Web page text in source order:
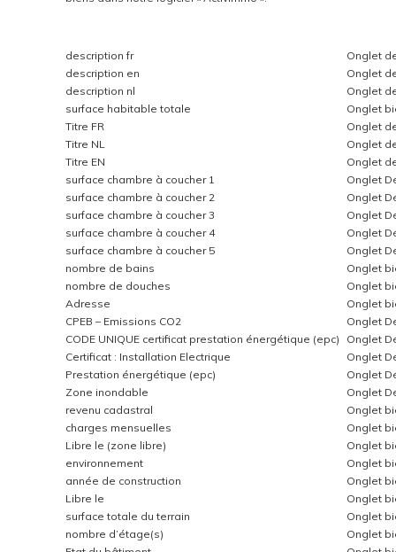
description fr
Onglet
description en
Onglet
description nl
Onglet
surface habitable totale
Onglet
Titre FR
Onglet
Titre NL
Onglet
Titre EN
Onglet
surface chambre à coucher 1
Onglet
surface chambre à coucher 2
Onglet
surface chambre à coucher 3
Onglet
surface chambre à coucher 4
Onglet
surface chambre à coucher 5
Onglet
nombre de bains
Onglet
nombre de douches
Onglet
Adresse
Onglet
CPEB – Emissions CO2
Onglet
CODE UNIQUE certificat prestation énergétique (epc)
Onglet
Certificat : Installation Electrique
Onglet
Prestation énergétique (epc)
Onglet
Zone inondable
Onglet
revenu cadastral
Onglet
charges mensuelles
Onglet
Libre le (zone libre)
Onglet
environnement
Onglet
année de construction
Onglet
Libre le
Onglet
surface totale du terrain
Onglet
nombre d’étage(s)
Onglet